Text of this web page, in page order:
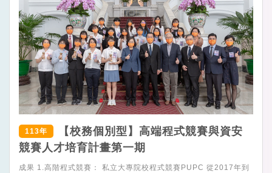
113年
【校務個別型】高端程式競賽與資安
競賽人才培育計畫第一期
成果 1.高階程式競賽： 私立大專院校程式競賽PUPC 從2017年到